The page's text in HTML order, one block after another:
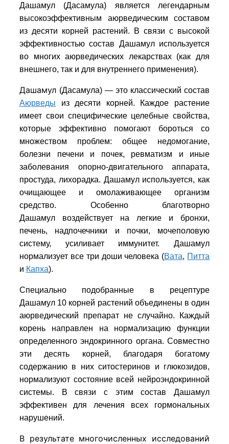
Дашамул (Дасамула) является легендарным
высокоэффективным аюрведическим составом
из десяти корней растений. В связи с высокой
эффективностью состав Дашамулиспользуется
во многих аюрведических лекарствах (как для
внешнего, так и для внутреннего применения).
Дашамул (Дасамула) — это классический состав
Аюрведы из десяти корней. Каждое растение
имеет свои специфические целебные свойства,
которые эффективно помогают бороться со
множеством проблем: общее недомогание,
болезни печени и почек, ревматизм и иные
заболевания опорно-двигательного аппарата,
простуда, лихорадка. Дашамул используется, как
очищающее и омолаживающее организм
средство. Особенно благотворно
Дашамул воздействует на легкие и бронхи,
печень, надпочечники и почки, мочеполовую
систему, усиливает иммунитет. Дашамул
нормализует все три доши человека (Вата, Питта
и Капха).
Специально подобранные в рецептуре
Дашамул 10 корней растений объединены в один
аюрведический препарат не случайно. Каждый
корень направлен на нормализацию функции
определенного эндокринного органа. Совместно
эти десять корней, благодаря богатому
содержанию в них ситостеринов и глюкозидов,
нормализуют состояние всей нейроэндокринной
системы. В связи с этим состав Дашамул
эффективен для лечения всех гормональных
нарушений.
В результате многочисленных исследований